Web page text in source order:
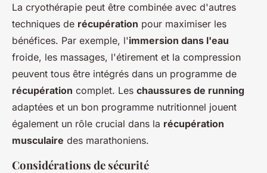
La cryothérapie peut être combinée avec d'autres
techniques de récupération pour maximiser les
bénéfices. Par exemple, l'immersion dans l'eau
froide, les massages, l'étirement et la compression
peuvent tous être intégrés dans un programme de
récupération complet. Les chaussures de running
adaptées et un bon programme nutritionnel jouent
également un rôle crucial dans la récupération
musculaire des marathoniens.
Considérations de sécurité